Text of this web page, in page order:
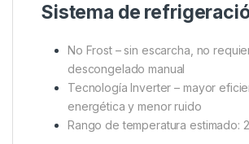
Sistema de
No Frost – sin escarcha, no
descongelado manual
Tecnología Inverter – mayor
energética y menor ruido
Rango de temperatura estimado: 2